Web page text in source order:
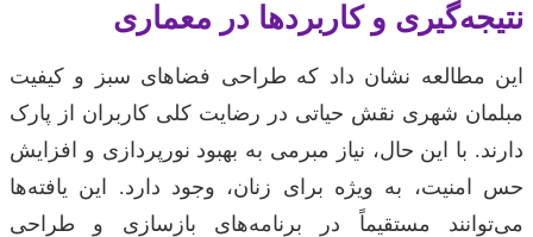
نتیجه‌گیری و کاربردها در معماری
این مطالعه نشان داد که طراحی فضاهای سبز و کیفیت
مبلمان شهری نقش حیاتی در رضایت کلی کاربران از پارک
دارند. با این حال، نیاز مبرمی به بهبود نورپردازی و افزایش
حس امنیت، به ویژه برای زنان، وجود دارد. این یافته‌ها
می‌توانند مستقیماً در برنامه‌های بازسازی و طراحی